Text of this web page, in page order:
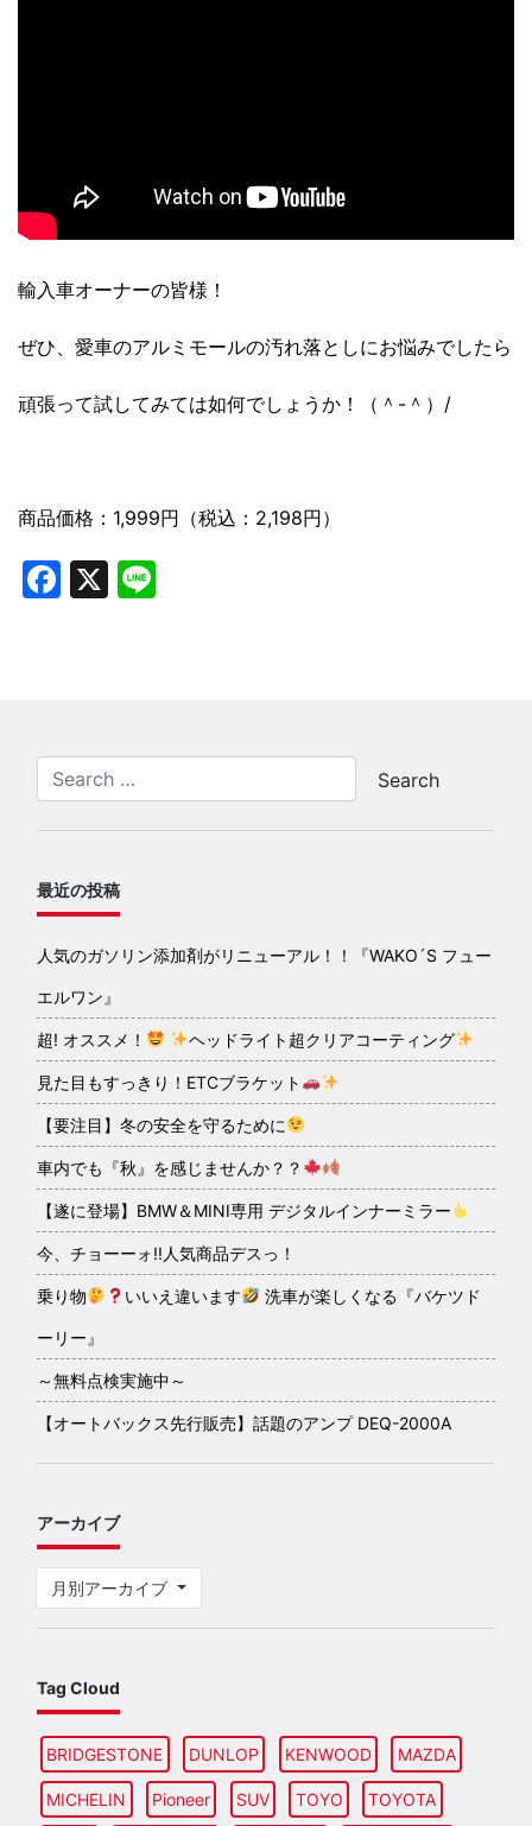
輸入車オーナーの皆様！
ぜひ、愛車のアルミモールの汚れ落としにお悩みでしたら
頑張って試してみては如何でしょうか！（＾-＾）/
商品価格：1,999円（税込：2,198円）
Facebook
X
最近の投稿
人気のガソリン添加剤がリニューアル！！『WAKO´S フュー
エルワン』
超! オススメ！ ヘッドライト超クリアコーティング
見た目もすっきり！ETCブラケット
【要注目】冬の安全を守るために
車内でも『秋』を感じませんか？？
【遂に登場】BMW＆MINI専用 デジタルインナーミラー
今、チョーーォ!!人気商品デスっ！
乗り物 いいえ違います 洗車が楽しくなる『バケツド
ーリー』
～無料点検実施中～
【オートバックス先行販売】話題のアンプ DEQ-2000A
アーカイブ
月別アーカイブ
Tag Cloud
BRIDGESTONE DUNLOP KENWOOD MAZDA
MICHELIN Pioneer SUV TOYO TOYOTA